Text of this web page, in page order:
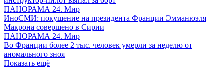
ПАНОРАМА 24. Мир
ИноСМИ: покушение на президента Франции Эмманюэля
Макрона совершено в Сирии
ПАНОРАМА 24. Мир
Во Франции более 2 тыс. человек умерли за неделю от
аномального зноя
Показать ещё